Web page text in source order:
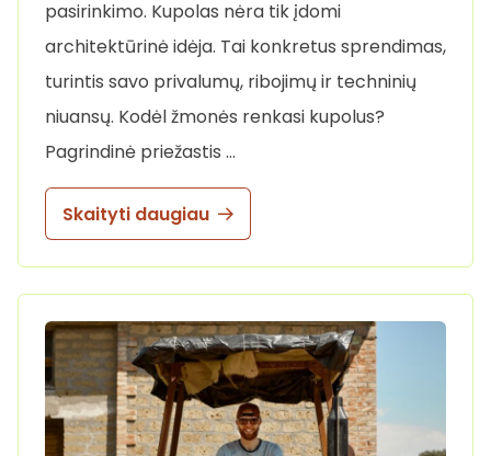
pasirinkimo. Kupolas nėra tik įdomi
architektūrinė idėja. Tai konkretus sprendimas,
turintis savo privalumų, ribojimų ir techninių
niuansų. Kodėl žmonės renkasi kupolus?
Pagrindinė priežastis …
Skaityti daugiau